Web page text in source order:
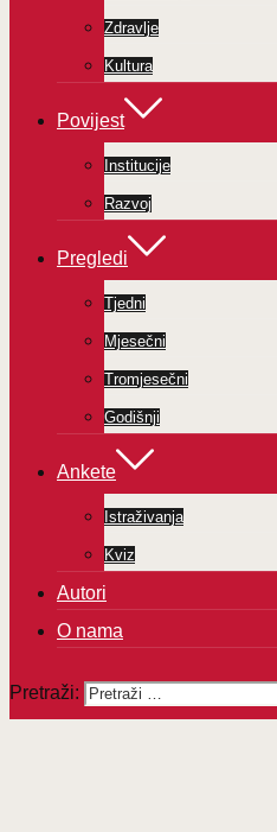
Zdravlje
Kultura
Povijest
Institucije
Razvoj
Pregledi
Tjedni
Mjesečni
Tromjesečni
Godišnji
Ankete
Istraživanja
Kviz
Autori
O nama
Pretraži: